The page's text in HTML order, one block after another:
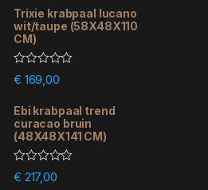
Trixie krabpaal lucano
wit/taupe (58X48X110
CM)
R
a
e
d
0
o
u
t
o
€ 169,00
Ebi krabpaal trend
curacao bruin
(48X48X141 CM)
R
a
€ 217,00